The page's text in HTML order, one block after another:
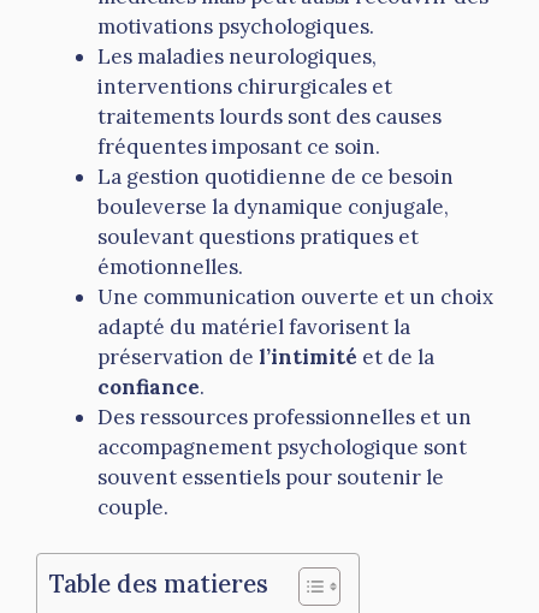
motivations psychologiques.
Les maladies neurologiques,
interventions chirurgicales et
traitements lourds sont des causes
fréquentes imposant ce soin.
La gestion quotidienne de ce besoin
bouleverse la dynamique conjugale,
soulevant questions pratiques et
émotionnelles.
Une communication ouverte et un choix
adapté du matériel favorisent la
préservation de l’intimité et de la
confiance.
Des ressources professionnelles et un
accompagnement psychologique sont
souvent essentiels pour soutenir le
couple.
Table des matieres